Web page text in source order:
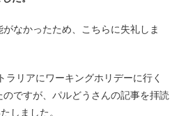
かったため、こちらに失礼しま
リアにワーキングホリデーに行く
ですが、パルどうさんの記事を拝読
しました。